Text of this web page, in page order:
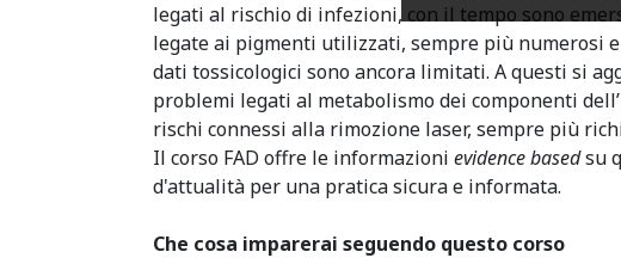
legati al rischio di infezioni, con il tempo sono
legate ai pigmenti utilizzati, sempre più numerosi
dati tossicologici sono ancora limitati. A questi si
problemi legati al metabolismo dei componenti
rischi connessi alla rimozione laser, sempre più
Il corso FAD offre le informazioni evidence basedsu
d'attualità per una pratica sicura e informata.
Che cosa imparerai seguendo questo corso